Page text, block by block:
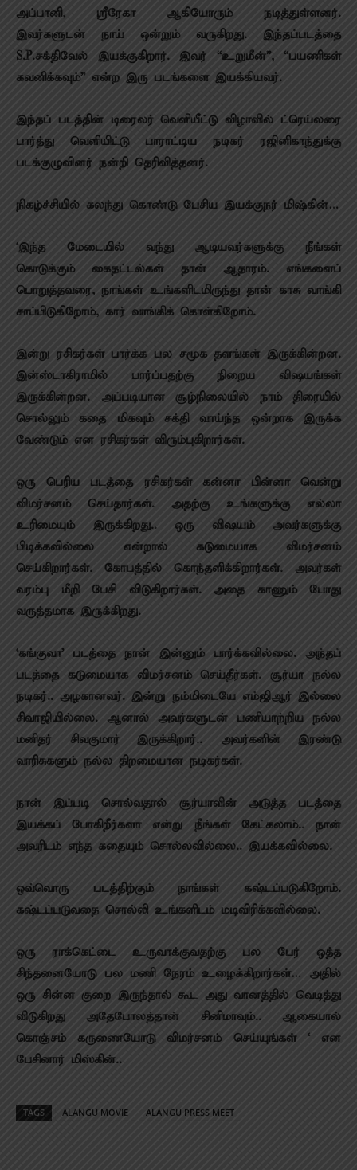
அப்பானி, ஸ்ரீரேகா ஆகியோரும் நடித்துள்ளனர்.
இவர்களுடன் நாய் ஒன்றும் வருகிறது. இந்தப்படத்தை
S.P.சக்திவேல் இயக்குகிறார். இவர் “உறுமீன்”, “பயணிகள்
கவனிக்கவும்” என்ற இரு படங்களை இயக்கியவர்.
இந்தப் படத்தின் டிரைலர் வெளியீட்டு விழாவில் ட்ரெய்லரை
பார்த்து வெளியிட்டு பாராட்டிய நடிகர் ரஜினிகாந்துக்கு
படக்குழுவினர் நன்றி தெரிவித்தனர்.
நிகழ்ச்சியில் கலந்து கொண்டு பேசிய இயக்குநர் மிஷ்கின்…
‘இந்த மேடையில் வந்து ஆடியவர்களுக்கு நீங்கள்
கொடுக்கும் கைதட்டல்கள் தான் ஆதாரம். எங்களைப்
பொறுத்தவரை, நாங்கள் உங்களிடமிருந்து தான் காசு வாங்கி
சாப்பிடுகிறோம், கார் வாங்கிக் கொள்கிறோம்.
இன்று ரசிகர்கள் பார்க்க பல சமூக தளங்கள் இருக்கின்றன.
இன்ஸ்டாகிராமில் பார்ப்பதற்கு நிறைய விஷயங்கள்
இருக்கின்றன. அப்படியான சூழ்நிலையில் நாம் திரையில்
சொல்லும் கதை மிகவும் சக்தி வாய்ந்த ஒன்றாக இருக்க
வேண்டும் என ரசிகர்கள் விரும்புகிறார்கள்.
ஒரு பெரிய படத்தை ரசிகர்கள் கன்னா பின்னா வென்று
விமர்சனம் செய்தார்கள். அதற்கு உங்களுக்கு எல்லா
உரிமையும் இருக்கிறது.. ஒரு விஷயம் அவர்களுக்கு
பிடிக்கவில்லை என்றால் கடுமையாக விமர்சனம்
செய்கிறார்கள். கோபத்தில் கொந்தளிக்கிறார்கள். அவர்கள்
வரம்பு மீறி பேசி விடுகிறார்கள். அதை காணும் போது
வருத்தமாக இருக்கிறது.
‘கங்குவா’ படத்தை நான் இன்னும் பார்க்கவில்லை. அந்தப்
படத்தை கடுமையாக விமர்சனம் செய்தீர்கள். சூர்யா நல்ல
நடிகர்.. அழகானவர். இன்று நம்மிடையே எம்ஜிஆர் இல்லை
சிவாஜியில்லை. ஆனால் அவர்களுடன் பணியாற்றிய நல்ல
மனிதர் சிவகுமார் இருக்கிறார்.. அவர்களின் இரண்டு
வாரிசுகளும் நல்ல திறமையான நடிகர்கள்.
நான் இப்படி சொல்வதால் சூர்யாவின் அடுத்த படத்தை
இயக்கப் போகிறீர்களா என்று நீங்கள் கேட்கலாம்.. நான்
அவரிடம் எந்த கதையும் சொல்லவில்லை.. இயக்கவில்லை.
ஒவ்வொரு படத்திற்கும் நாங்கள் கஷ்டப்படுகிறோம்.
கஷ்டப்படுவதை சொல்லி உங்களிடம் மடிவிரிக்கவில்லை.
ஒரு ராக்கெட்டை உருவாக்குவதற்கு பல பேர் ஒத்த
சிந்தனையோடு பல மணி நேரம் உழைக்கிறார்கள்… அதில்
ஒரு சின்ன குறை இருந்தால் கூட அது வானத்தில் வெடித்து
விடுகிறது அதேபோலத்தான் சினிமாவும்.. ஆகையால்
கொஞ்சம் கருணையோடு விமர்சனம் செய்யுங்கள் ‘ என
பேசினார் மிஸ்கின்..
TAGS ALANGU MOVIE ALANGU PRESS MEET